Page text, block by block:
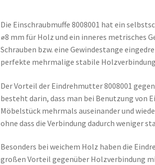
Die Einschraubmuffe 8008001 hat ein
⌀8 mm für Holz und ein inneres metrisches
Schrauben bzw. eine Gewindestange
perfekte mehrmalige stabile
Der Vorteil der Eindrehmutter 8008001
besteht darin, dass man bei Benutzung von
Möbelstück mehrmals auseinander und
ohne dass die Verbindung dadurch weniger
Besonders bei weichem Holz haben die
großen Vorteil gegenüber Holzverbindung